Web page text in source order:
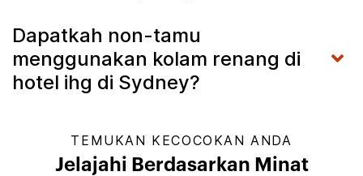
Dapatkah non-tamu
menggunakan kolam renang di
hotel ihg di Sydney?
TEMUKAN KECOCOKAN ANDA
Jelajahi Berdasarkan Minat